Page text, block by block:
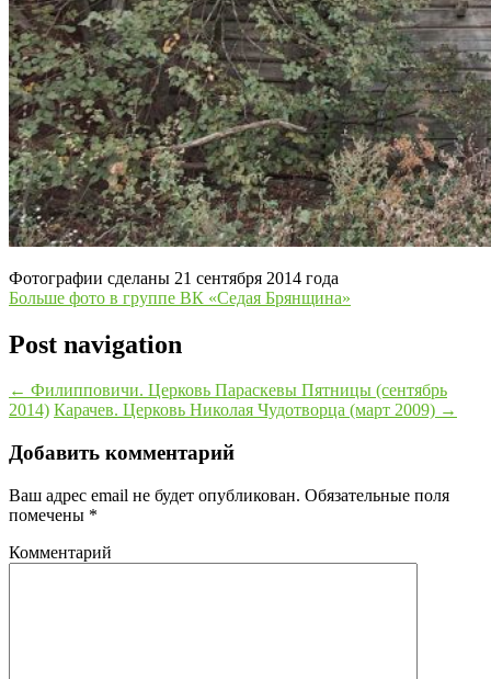
Фотографии сделаны 21 сентября 2014 года
Больше фото в группе ВК «Седая Брянщина»
Post navigation
← Филипповичи. Церковь Параскевы Пятницы (сентябрь
2014) Карачев. Церковь Николая Чудотворца (март 2009) →
Добавить комментарий
Ваш адрес email не будет опубликован. Обязательные поля
помечены *
Комментарий